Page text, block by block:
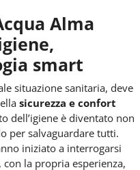
Alma
smart
situazione sanitaria, deve
sicurezza e confort
dell’igiene è diventato non
per salvaguardare tutti.
iniziato a interrogarsi
la propria esperienza,